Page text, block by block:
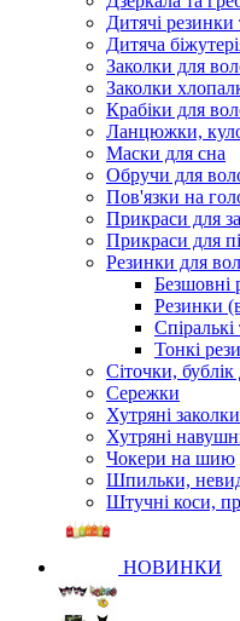
Дитячі резинки
Дитяча
Заколки для
Заколки
Крабіки для
Ланцюжки,
Маски для сна
Обручи для
Пов'язки на
Прикраси для
Прикраси для
Резинки для
Безшовні
Резинки
Спіралькі
Тонкі
Сіточки, бублік
Сережки
Хутряні
Хутряні
Чокери на шию
Шпильки,
Штучні коси,
НОВИНКИ